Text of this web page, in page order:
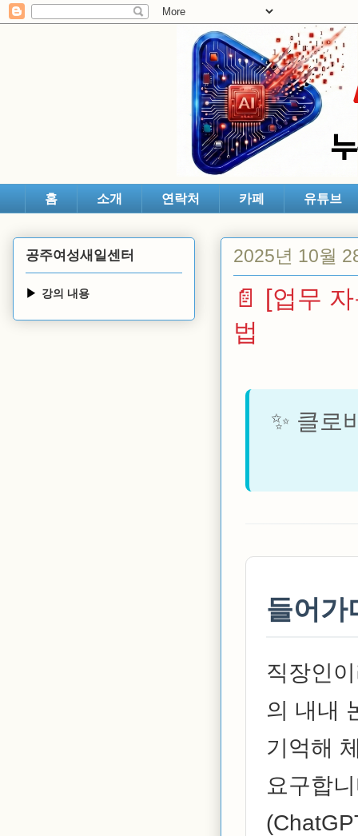
홈 소개 연락처 카페 유튜브
2025년 10월
📄 [업무
법
✨ 클로
들어가
직장인
의 내내
기억해
요구합
공주여성새일센터
강의 내용